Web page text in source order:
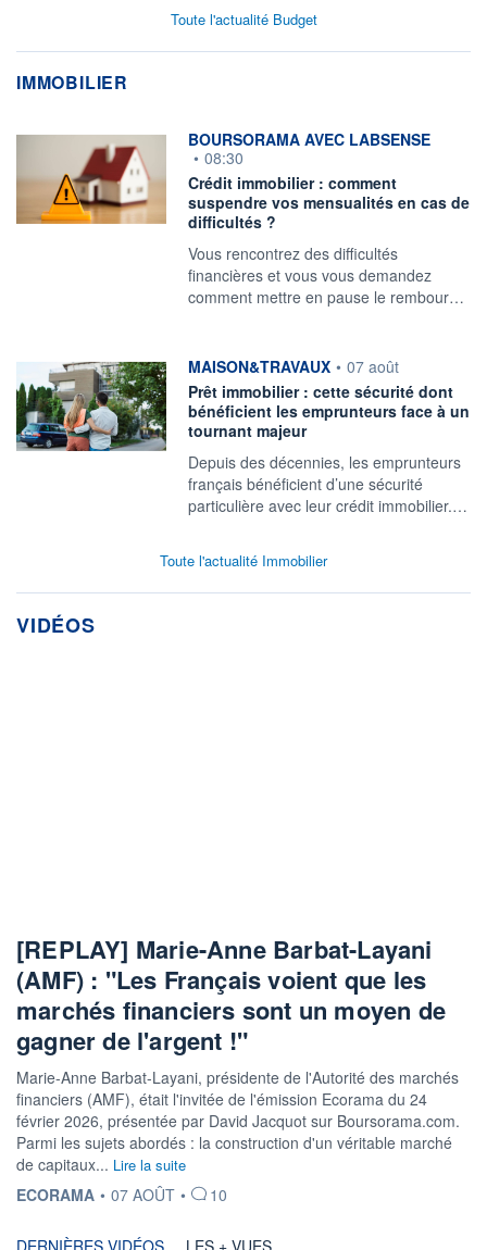
Toute l'actualité Budget
IMMOBILIER
information fournie par
BOURSORAMA AVEC LABSENSE
• 08:30
Crédit immobilier : comment
suspendre vos mensualités en cas de
difficultés ?
Vous rencontrez des difficultés
financières et vous vous demandez
comment mettre en pause le rembour…
information fournie par
MAISON&TRAVAUX • 07 août
Prêt immobilier : cette sécurité dont
bénéficient les emprunteurs face à un
tournant majeur
Depuis des décennies, les emprunteurs
français bénéficient d’une sécurité
particulière avec leur crédit immobilier.…
Toute l'actualité Immobilier
VIDÉOS
[REPLAY] Marie-Anne Barbat-Layani
(AMF) : "Les Français voient que les
marchés financiers sont un moyen de
gagner de l'argent !"
Marie-Anne Barbat-Layani, présidente de l'Autorité des marchés
financiers (AMF), était l'invitée de l'émission Ecorama du 24
février 2026, présentée par David Jacquot sur Boursorama.com.
Parmi les sujets abordés : la construction d'un véritable marché
de capitaux... Lire la suite
INFORMATION FOURNIE PAR
ECORAMA • 07 AOÛT • 10